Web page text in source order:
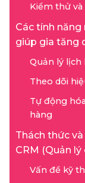
Kiểm thử và
Các tính năng
giúp gia tăng
Quản lý
Theo dõi
Tự động
hàng
Thách thức
CRM (Quản
Vấn đề kỹ